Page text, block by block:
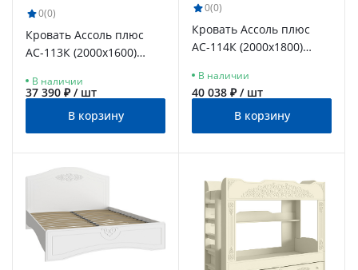
0(0)
Кровать Ассоль плюс
АС-113К (2000х1600)
В наличии
37 390 ₽ / шт
В корзину
0(0)
Кровать Ассоль плюс
АС-114К (2000x1800)
В наличии
40 038 ₽ / шт
В корзину